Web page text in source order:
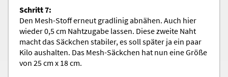
Schritt 7:
Den Mesh-Stoff erneut gradlinig abnähen. Auch hier
wieder 0,5 cm Nahtzugabe lassen. Diese zweite Naht
macht das Säckchen stabiler, es soll später ja ein paar
Kilo aushalten. Das Mesh-Säckchen hat nun eine Größe
von 25 cm x 18 cm.